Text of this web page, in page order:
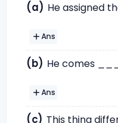
(a) He assigned
Ans
(b) He comes
Ans
(c) This thing